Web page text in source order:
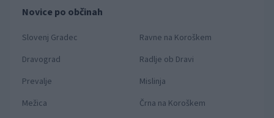
Novice po občinah
Slovenj Gradec
Ravne na Koroškem
Dravograd
Radlje ob Dravi
Prevalje
Mislinja
Mežica
Črna na Koroškem